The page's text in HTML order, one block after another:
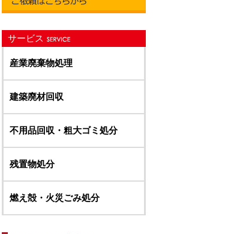
サービス
産業廃棄物処理
建築廃材回収
不用品回収・粗大ゴミ処分
残置物処分
燃え殻・火災ごみ処分